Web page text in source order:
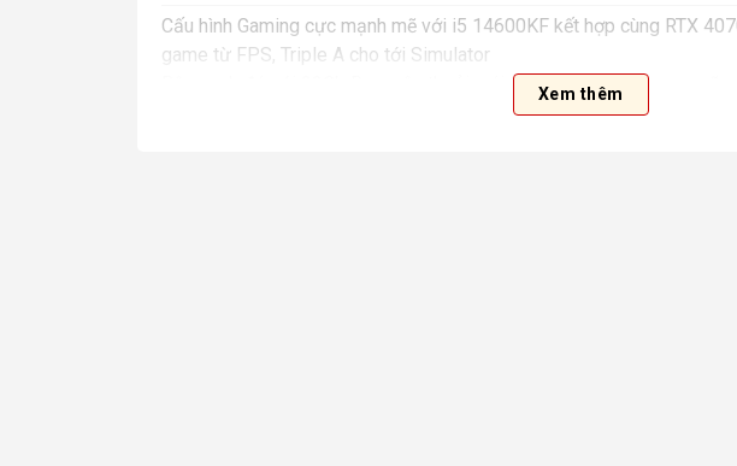
Cấu hình Gaming cực mạnh mẽ với i5 14600KF kết hợp cùng RTX
game từ FPS, Triple A cho tới Simulator
Bên cạnh đó với 32Gb Ram nên thoải mái trong việc Livestream,
Xem thêm